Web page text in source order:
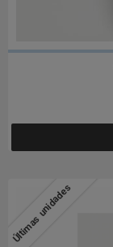
Últimas unidades